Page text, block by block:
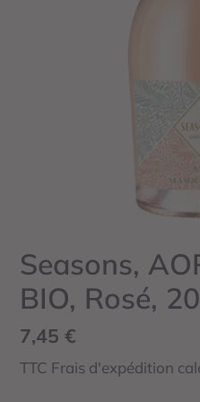
Seasons,
BIO, Rosé,
Prix
normal
7,45 €
TTC Frais d'expédition